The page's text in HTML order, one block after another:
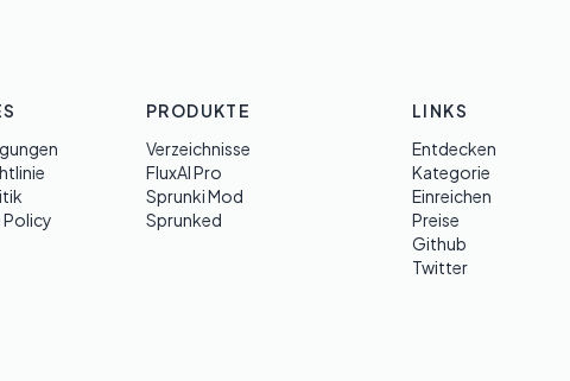
Policy
PRODUKTE
Verzeichnisse
FluxAI Pro
Sprunki Mod
Sprunked
LINKS
Entdecken
Kategorie
Einreichen
Preise
Github
Twitter